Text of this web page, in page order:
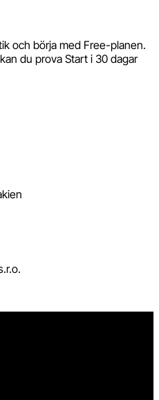
och börja med Free-planen.
du prova Start i 30 dagar